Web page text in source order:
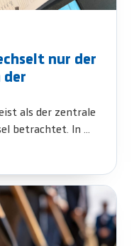
nur der
der
als der zentrale
betrachtet. In ...